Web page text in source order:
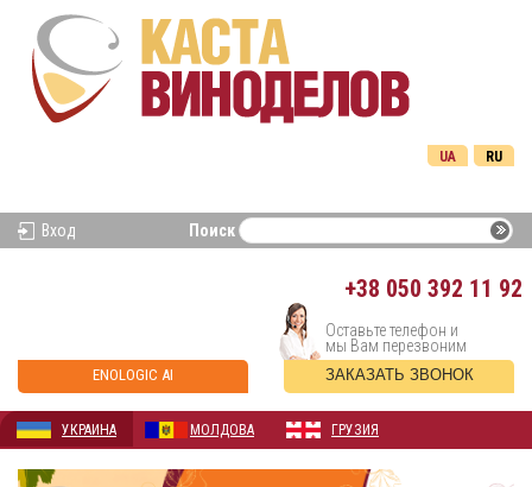
RU
UA
Вход Поиск
+38 050 392 11 92
ENOLOGIC AI
Оставьте телефон и
мы Вам перезвоним
ЗАКАЗАТЬ ЗВОНОК
УКРАИНА МОЛДОВА ГРУЗИЯ